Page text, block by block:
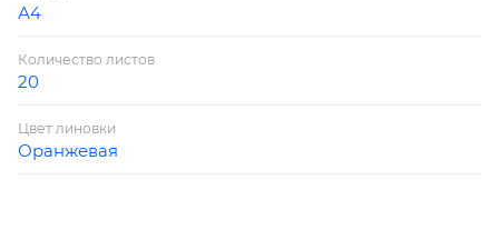
А4
Количество листов
20
Цвет линовки
Оранжевая